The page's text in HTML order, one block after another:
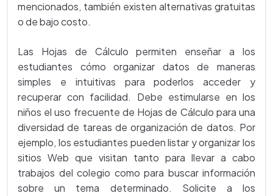
mencionados, también existen alternativas gratuitas
o de bajo costo.
Las Hojas de Cálculo permiten enseñar a los
estudiantes cómo organizar datos de maneras
simples e intuitivas para poderlos acceder y
recuperar con facilidad. Debe estimularse en los
niños el uso frecuente de Hojas de Cálculo para una
diversidad de tareas de organización de datos. Por
ejemplo, los estudiantes pueden listar y organizar los
sitios Web que visitan tanto para llevar a cabo
trabajos del colegio como para buscar información
sobre un tema determinado. Solicite a los